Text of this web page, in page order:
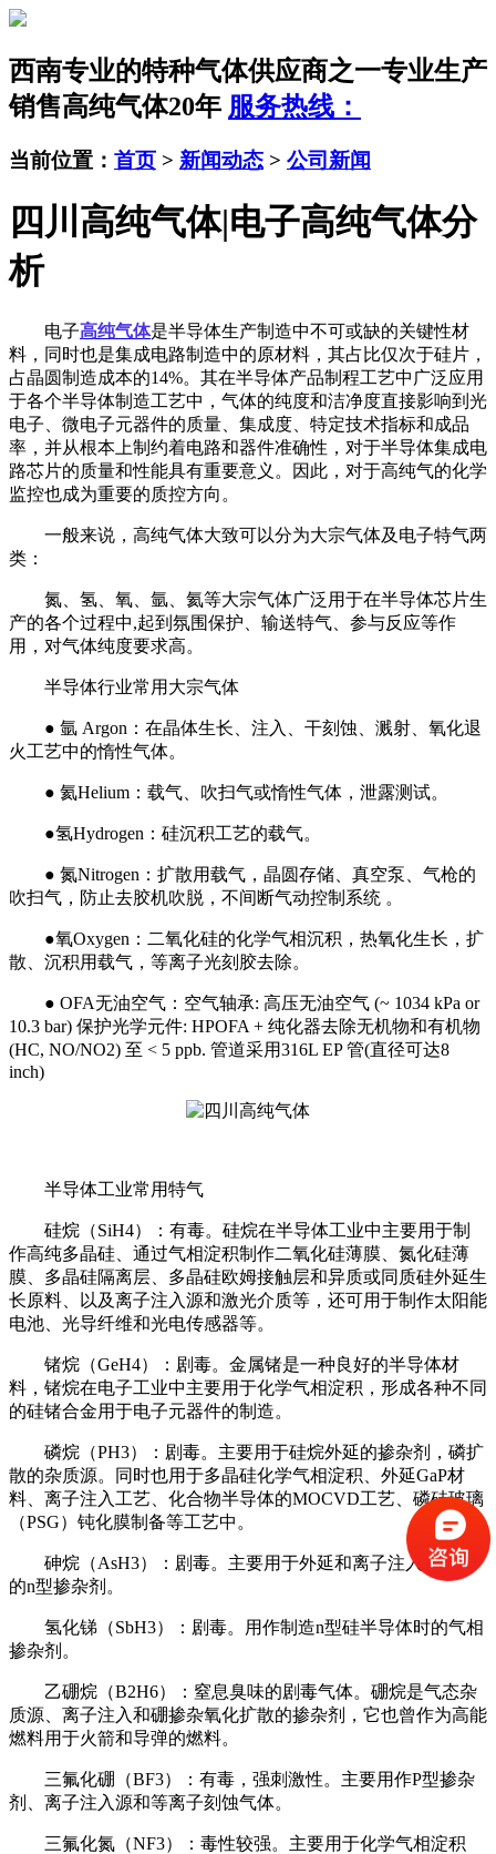
西南专业的特种气体供应商之一专业生产
销售高纯气体20年 服务热线：
当前位置： 首页 > 新闻动态 > 公司新闻
四川高纯气体|电子高纯气体分
析
电子高纯气体是半导体生产制造中不可或缺的关键性材
料，同时也是集成电路制造中的原材料，其占比仅次于硅片，
占晶圆制造成本的14%。其在半导体产品制程工艺中广泛应用
于各个半导体制造工艺中，气体的纯度和洁净度直接影响到光
电子、微电子元器件的质量、集成度、特定技术指标和成品
率，并从根本上制约着电路和器件准确性，对于半导体集成电
路芯片的质量和性能具有重要意义。因此，对于高纯气的化学
监控也成为重要的质控方向。
一般来说，高纯气体大致可以分为大宗气体及电子特气两
类：
氮、氢、氧、氩、氦等大宗气体广泛用于在半导体芯片生
产的各个过程中,起到氛围保护、输送特气、参与反应等作
用，对气体纯度要求高。
半导体行业常用大宗气体
● 氩 Argon：在晶体生长、注入、干刻蚀、溅射、氧化退
火工艺中的惰性气体。
● 氦Helium：载气、吹扫气或惰性气体，泄露测试。
●氢Hydrogen：硅沉积工艺的载气。
● 氮Nitrogen：扩散用载气，晶圆存储、真空泵、气枪的
吹扫气，防止去胶机吹脱，不间断气动控制系统 。
●氧Oxygen：二氧化硅的化学气相沉积，热氧化生长，扩
散、沉积用载气，等离子光刻胶去除。
● OFA无油空气：空气轴承: 高压无油空气 (~ 1034 kPa or
10.3 bar) 保护光学元件: HPOFA + 纯化器去除无机物和有机物
(HC, NO/NO2) 至 < 5 ppb. 管道采用316L EP 管(直径可达8
inch)
半导体工业常用特气
硅烷（SiH4）：有毒。硅烷在半导体工业中主要用于制
作高纯多晶硅、通过气相淀积制作二氧化硅薄膜、氮化硅薄
膜、多晶硅隔离层、多晶硅欧姆接触层和异质或同质硅外延生
长原料、以及离子注入源和激光介质等，还可用于制作太阳能
电池、光导纤维和光电传感器等。
锗烷（GeH4）：剧毒。金属锗是一种良好的半导体材
料，锗烷在电子工业中主要用于化学气相淀积，形成各种不同
的硅锗合金用于电子元器件的制造。
磷烷（PH3）：剧毒。主要用于硅烷外延的掺杂剂，磷扩
散的杂质源。同时也用于多晶硅化学气相淀积、外延GaP材
料、离子注入工艺、化合物半导体的MOCVD工艺、磷硅玻璃
（PSG）钝化膜制备等工艺中。
砷烷（AsH3）：剧毒。主要用于外延和离子注入工艺中
的n型掺杂剂。
氢化锑（SbH3）：剧毒。用作制造n型硅半导体时的气相
掺杂剂。
乙硼烷（B2H6）：窒息臭味的剧毒气体。硼烷是气态杂
质源、离子注入和硼掺杂氧化扩散的掺杂剂，它也曾作为高能
燃料用于火箭和导弹的燃料。
三氟化硼（BF3）：有毒，强刺激性。主要用作P型掺杂
剂、离子注入源和等离子刻蚀气体。
三氟化氮（NF3）：毒性较强。主要用于化学气相淀积